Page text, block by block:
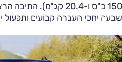
150 כ"ס ו-20.4 קג"מ).
שבעה יחסי העברה קבועים ותפעול